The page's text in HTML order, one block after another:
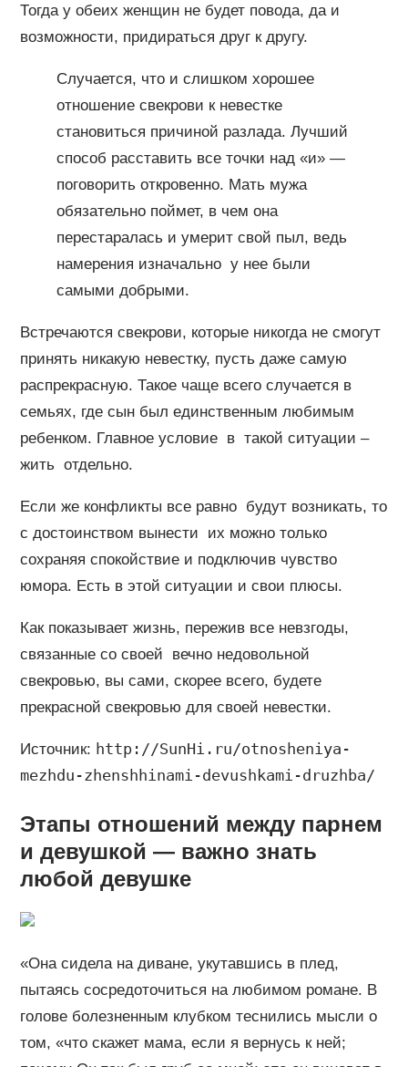
Тогда у обеих женщин не будет повода, да и
возможности, придираться друг к другу.
Случается, что и слишком хорошее
отношение свекрови к невестке
становиться причиной разлада. Лучший
способ расставить все точки над «и» —
поговорить откровенно. Мать мужа
обязательно поймет, в чем она
перестаралась и умерит свой пыл, ведь
намерения изначально у нее были
самыми добрыми.
Встречаются свекрови, которые никогда не смогут
принять никакую невестку, пусть даже самую
распрекрасную. Такое чаще всего случается в
семьях, где сын был единственным любимым
ребенком. Главное условие в такой ситуации –
жить отдельно.
Если же конфликты все равно будут возникать, то
с достоинством вынести их можно только
сохраняя спокойствие и подключив чувство
юмора. Есть в этой ситуации и свои плюсы.
Как показывает жизнь, пережив все невзгоды,
связанные со своей вечно недовольной
свекровью, вы сами, скорее всего, будете
прекрасной свекровью для своей невестки.
Источник: http://SunHi.ru/otnosheniya-
mezhdu-zhenshhinami-devushkami-druzhba/
Этапы отношений между парнем
и девушкой — важно знать
любой девушке
«Она сидела на диване, укутавшись в плед,
пытаясь сосредоточиться на любимом романе. В
голове болезненным клубком теснились мысли о
том, «что скажет мама, если я вернусь к ней;